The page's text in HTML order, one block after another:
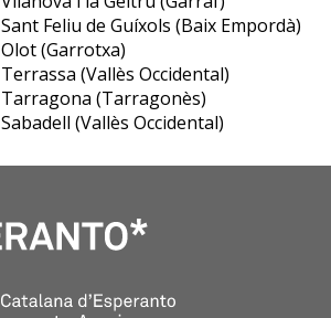
Feliu de Guíxols (Baix Empordà)
(Garrotxa)
(Vallès Occidental)
Tarragona (Tarragonès)
(Vallès Occidental)